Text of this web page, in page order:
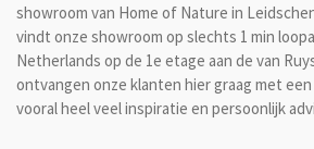
showroom van Home of Nature in
vindt onze showroom op slechts 1 min
Netherlands op de 1e etage aan de van
ontvangen onze klanten hiergraag met
vooral heel veel inspiratie en persoonlijk